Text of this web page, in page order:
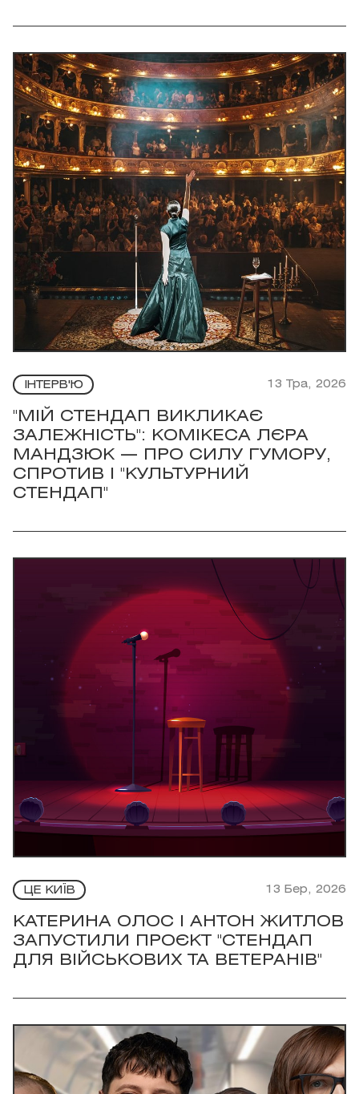
ІНТЕРВ'Ю 13 Тра, 2026
"МІЙ СТЕНДАП ВИКЛИКАЄ
ЗАЛЕЖНІСТЬ": КОМІКЕСА ЛЄРА
МАНДЗЮК — ПРО СИЛУ ГУМОРУ,
СПРОТИВ І "КУЛЬТУРНИЙ
СТЕНДАП"
ЦЕ КИЇВ 13 Бер, 2026
КАТЕРИНА ОЛОС І АНТОН ЖИТЛОВ
ЗАПУСТИЛИ ПРОЄКТ "СТЕНДАП
ДЛЯ ВІЙСЬКОВИХ ТА ВЕТЕРАНІВ"